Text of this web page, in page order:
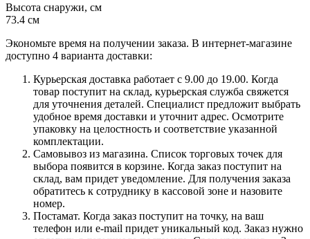
Высота снаружи, см
73.4 см
Экономьте время на получении заказа. В интернет-магазине
доступно 4 варианта доставки:
Курьерская доставка работает с 9.00 до 19.00. Когда
товар поступит на склад, курьерская служба свяжется
для уточнения деталей. Специалист предложит выбрать
удобное время доставки и уточнит адрес. Осмотрите
упаковку на целостность и соответствие указанной
комплектации.
Самовывоз из магазина. Список торговых точек для
выбора появится в корзине. Когда заказ поступит на
склад, вам придет уведомление. Для получения заказа
обратитесь к сотруднику в кассовой зоне и назовите
номер.
Постамат. Когда заказ поступит на точку, на ваш
телефон или e-mail придет уникальный код. Заказ нужно